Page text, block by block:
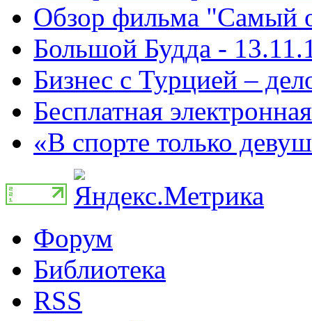
Обзор фильма "Самый
Большой Будда -
Бизнес с Турцией –
Бесплатная
«В спорте только
Форум
Библиотека
RSS